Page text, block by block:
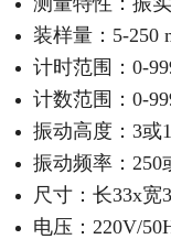
装样量：5-250
计时范围：0-
计数范围：0-
振动高度：3或
振动频率：250
尺寸：长33x宽
电压：220V/